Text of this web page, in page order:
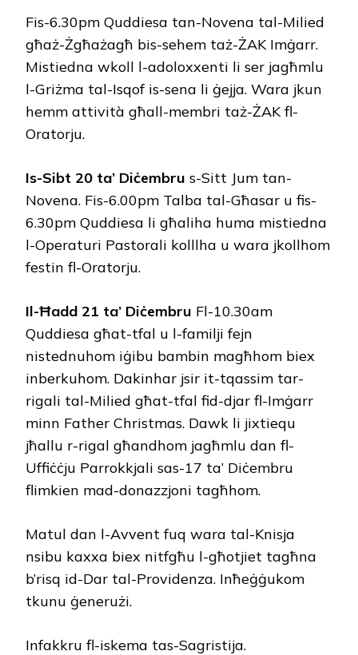
Fis-6.30pm Quddiesa tan-Novena tal-Milied
għaż-Żgħażagħ bis-sehem taż-ŻAK Imġarr.
Mistiedna wkoll l-adoloxxenti li ser jagħmlu
l-Griżma tal-Isqof is-sena li ġejja. Wara jkun
hemm attività għall-membri taż-ŻAK fl-
Oratorju.
Is-Sibt 20 ta’ Diċembru s-Sitt Jum tan-
Novena. Fis-6.00pm Talba tal-Għasar u fis-
6.30pm Quddiesa li għaliha huma mistiedna
l-Operaturi Pastorali kolllha u wara jkollhom
festin fl-Oratorju.
Il-Ħadd 21 ta’ Diċembru Fl-10.30am
Quddiesa għat-tfal u l-familji fejn
nistednuhom iġibu bambin magħhom biex
inberkuhom. Dakinhar jsir it-tqassim tar-
rigali tal-Milied għat-tfal fid-djar fl-Imġarr
minn Father Christmas. Dawk li jixtiequ
jħallu r-rigal għandhom jagħmlu dan fl-
Uffiċċju Parrokkjali sas-17 ta’ Diċembru
flimkien mad-donazzjoni tagħhom.
Matul dan l-Avvent fuq wara tal-Knisja
nsibu kaxxa biex nitfgħu l-għotjiet tagħna
b’risq id-Dar tal-Providenza. Inħeġġukom
tkunu ġenerużi.
Infakkru fl-iskema tas-Sagristija.